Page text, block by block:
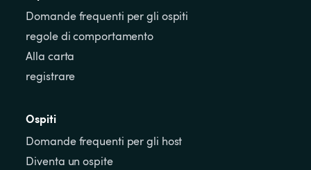
Domande frequenti per gli ospiti
regole di comportamento
Alla carta
registrare
Ospiti
Domande frequenti per gli host
Diventa un ospite